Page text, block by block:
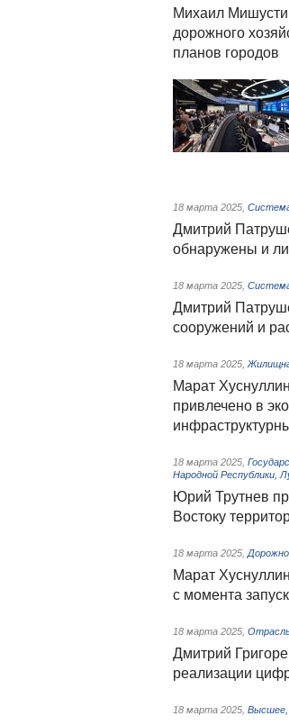
Михаил
дорожного
планов городов
18 марта 2025
Дмитрий
обнаружены и
18 марта 2025
Дмитрий
сооружений и
18 марта 2025
Марат
привлечено в
18 марта 2025
Народной Республики,
Юрий Трутнев
Востоку
18 марта 2025
Марат
с момента
18 марта 2025
Дмитрий
реализации
18 марта 2025 Высшее,